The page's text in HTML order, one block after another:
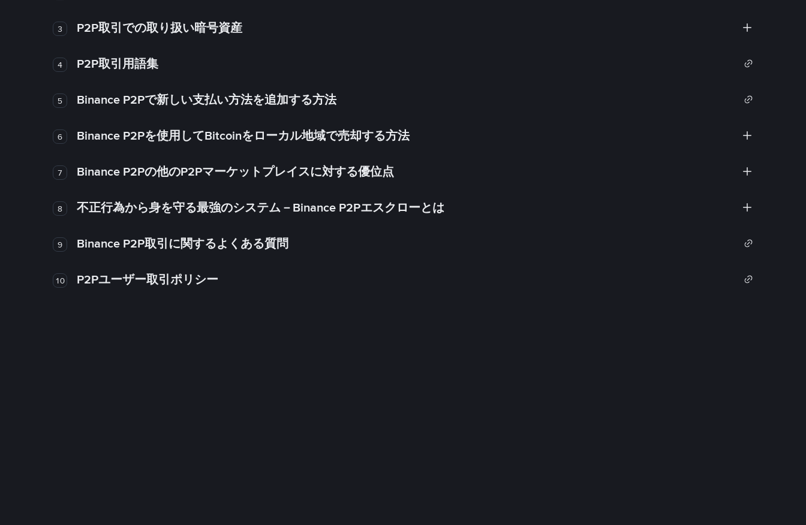
3 P2P取引での取り扱い暗号資産
4 P2P取引用語集
5 Binance P2Pで新しい支払い方法を追加する方法
6 Binance P2Pを使用してBitcoinをローカル地域で売却する方法
7 Binance P2Pの他のP2Pマーケットプレイスに対する優位点
8 不正行為から身を守る最強のシステム－Binance P2Pエスクローとは
9 Binance P2P取引に関するよくある質問
10 P2Pユーザー取引ポリシー